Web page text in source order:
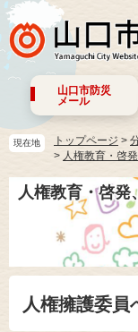
山口市防災
メール
現在地 トップページ >
> 人権教育・啓
人権教育・啓発
人権擁護委員